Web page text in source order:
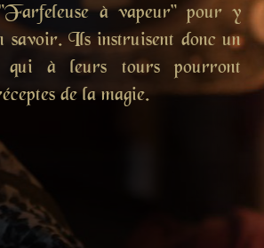
à vapeur" pour y
savoir. Ils instruisent donc un
qui à leurs tours pourront
de la magie.